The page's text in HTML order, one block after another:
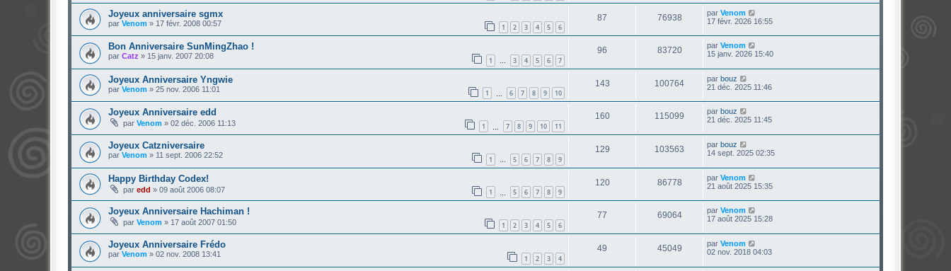
Joyeux anniversaire sgmx
par Venom » 17 févr. 2008 00:57 1 2 3 4 5 6
87 76938 par Venom
17 févr. 2026 16:55
Bon Anniversaire SunMingZhao !
par Catz » 15 janv. 2007 20:08 1 … 3 4 5 6 7
96 83720 par Venom
15 janv. 2026 15:40
Joyeux Anniversaire Yngwie
par Venom » 25 nov. 2006 11:01 1 6 7 8 9 10
143 100764 par bouz
21 déc. 2025 11:46
Joyeux Anniversaire edd
par Venom » 02 déc. 2006 11:13 1 7 8 9 10 11
160 115099 par bouz
21 déc. 2025 11:45
Joyeux Catzniversaire
par Venom » 11 sept. 2006 22:52 1 … 5 6 7 8 9
129 103563 par bouz
14 sept. 2025 02:35
Happy Birthday Codex!
par edd » 09 août 2006 08:07 1 5 6 7 8 9
120 86778 par Venom
21 août 2025 15:35
Joyeux Anniversaire Hachiman !
par Venom » 17 août 2007 01:50 1 2 3 4 5 6
77 69064 par Venom
17 août 2025 15:28
Joyeux Anniversaire Frédo
par Venom » 02 nov. 2008 13:41 1 2 3 4
49 45049 par Venom
02 nov. 2018 04:03